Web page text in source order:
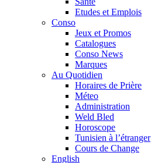
Etudes et Emplois
Conso
Jeux et Promos
Catalogues
Conso News
Marques
Au Quotidien
Horaires de Prière
Méteo
Administration
Weld Bled
Horoscope
Tunisien à l’étranger
Cours de Change
English